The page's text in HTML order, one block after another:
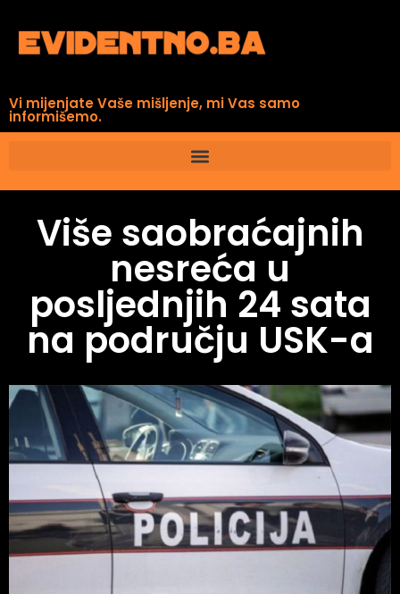
Vi mijenjate Vaše mišljenje, mi Vas samo
informišemo.
Više saobraćajnih
nesreća u
posljednjih 24 sata
na području USK-a